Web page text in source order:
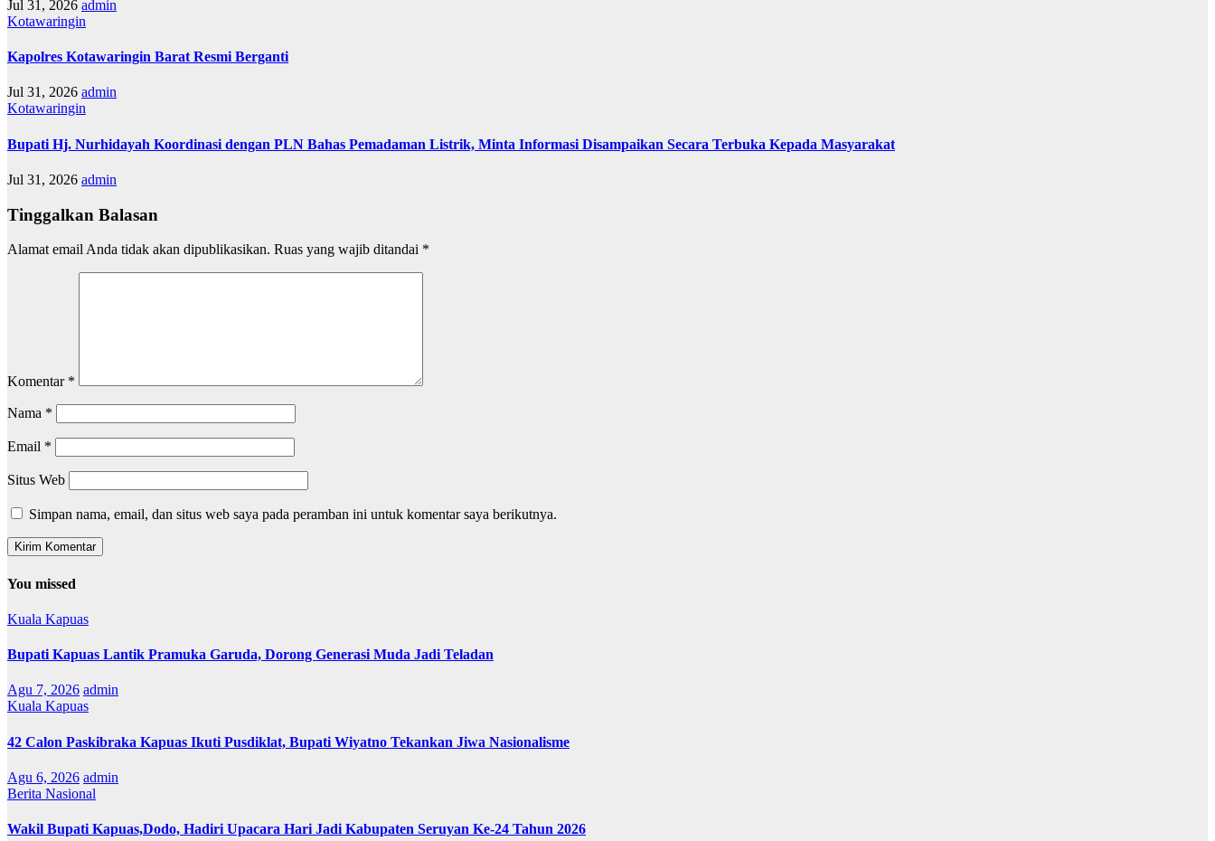
Jul 31, 2026 admin
Kotawaringin
Kapolres Kotawaringin Barat Resmi Berganti
Jul 31, 2026 admin
Kotawaringin
Bupati Hj. Nurhidayah Koordinasi dengan PLN Bahas Pemadaman Listrik, Minta Informasi Disampaikan Secara Terbuka Kepada Masyarakat
Jul 31, 2026 admin
Tinggalkan Balasan
Alamat email Anda tidak akan dipublikasikan. Ruas yang wajib ditandai *
Komentar *
Nama *
Email *
Situs Web
Simpan nama, email, dan situs web saya pada peramban ini untuk komentar saya berikutnya.
You missed
Kuala Kapuas
Bupati Kapuas Lantik Pramuka Garuda, Dorong Generasi Muda Jadi Teladan
Agu 7, 2026 admin
Kuala Kapuas
42 Calon Paskibraka Kapuas Ikuti Pusdiklat, Bupati Wiyatno Tekankan Jiwa Nasionalisme
Agu 6, 2026 admin
Berita Nasional
Wakil Bupati Kapuas,Dodo, Hadiri Upacara Hari Jadi Kabupaten Seruyan Ke-24 Tahun 2026